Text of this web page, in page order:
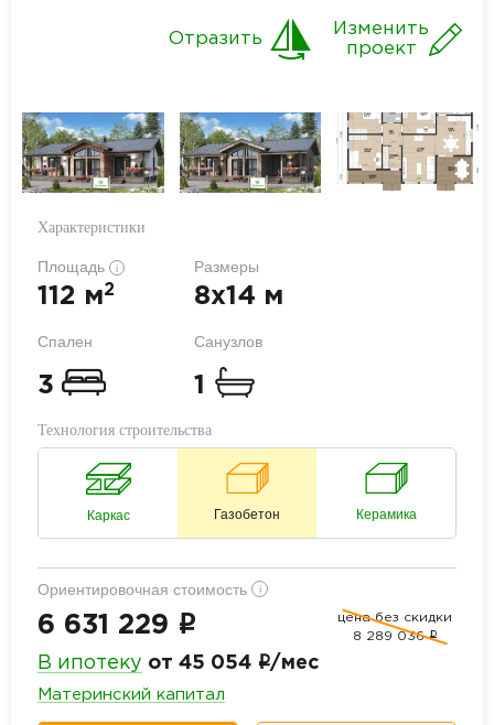
Изменить
проект
Отразить
Характеристики
Площадь i
112 м2
Размеры
8x14 м
Спален
3
Санузлов
1
Технология строительства
Каркас Газобетон Керамика
Ориентировочная стоимость i
6 631 229 i
цена без скидки
8 289 036 i
В ипотеку от 45 054 i/мес
Материнский капитал